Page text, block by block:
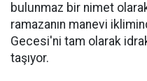
bulunmaz bir nimet
ramazanın manevi
Gecesi'ni tam olarak
taşıyor.